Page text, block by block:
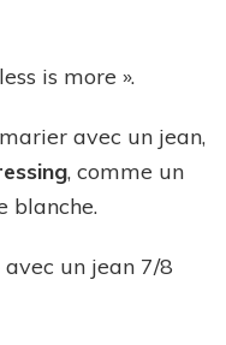
is more ».
avec un jean,
, comme un
blanche.
avec un jean 7/8